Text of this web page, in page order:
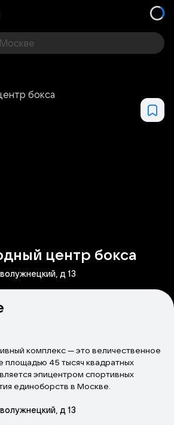
центр бокса
д 13
комплекс — это величественное
площадью 45 тысяч квадратных
эпицентром спортивных
единоборств в Москве.
комплекс, это настоящее
д 13